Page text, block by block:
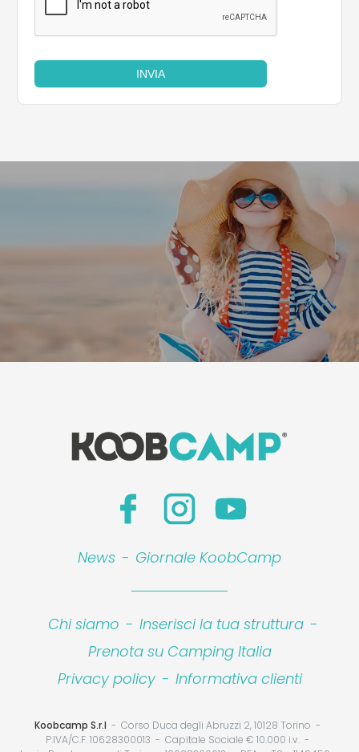
INVIA
News - Giornale KoobCamp
Chi siamo - Inserisci la tua struttura -
Prenota su Camping Italia
Privacy policy - Informativa clienti
Koobcamp S.r.l
Corso Duca degli Abruzzi 2, 10128 Torino
P.IVA/C.F. 10628300013
Capitale Sociale € 10.000 i.v.